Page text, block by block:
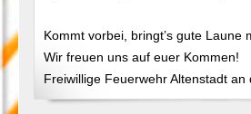
Kommt vorbei, bringt’s gute Laune
Wir freuen uns auf euer Kommen!
Freiwillige Feuerwehr Altenstadt an